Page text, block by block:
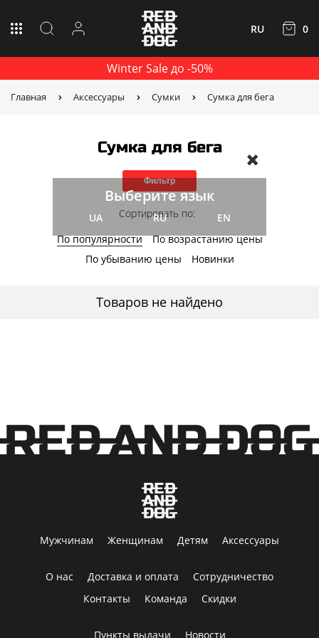
Winter Sale до -50%
RU 0
Главная Аксессуары Сумки Сумка для бега
Сумка для бега
Фильтр
Сортировать по:
По популярности
По возрастанию цены
По убыванию цены
Новинки
Товаров не найдено
Мужчинам Женщинам Детям Аксессуары
О нас Доставка и оплата
Сотрудничество
Контакты
Команда Скидки
Пункты выдачи Новости
Выберите язык
UA RU EN